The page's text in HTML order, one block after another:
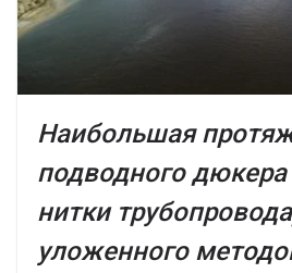
Наибольшая
подводного
нитки
уложенного